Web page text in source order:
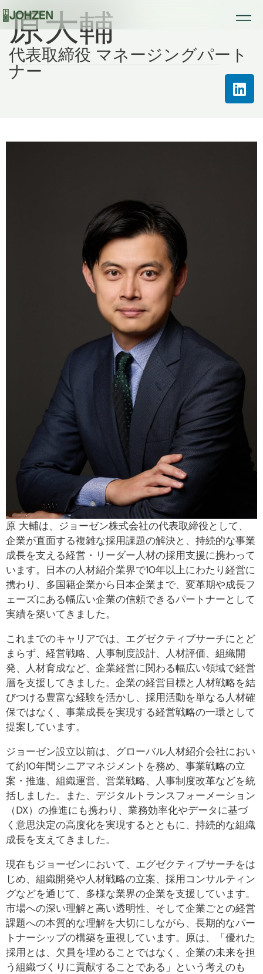
原大輔
代表取締役 マネージングパート
ナー
原 大輔は、ジョーゼン株式会社の代表取締役として、
企業が直面する複雑な採用課題の解決と、持続的な事業
成長を支える経営・リーダー人材の採用支援に携わって
います。日本の人材紹介業界で10年以上にわたり経営に
携わり、多国籍企業から日本企業まで、変革期や成長フ
ェーズにある幅広い企業の信頼できるパートナーとして
実績を築いてきました。
これまでのキャリアでは、エグゼクティブサーチにとど
まらず、経営戦略、人事制度設計、人材評価、組織開
発、人材育成など、企業経営に関わる幅広い領域で経営
層を支援してきました。企業の経営目標と人材戦略を結
びつける豊富な経験を活かし、採用活動を単なる人材確
保ではなく、事業成長を実現する経営戦略の一環として
提案しています。
ジョーゼン設立以前は、グローバル人材紹介会社におい
て約10年間シニアマネジメントを務め、事業戦略の立
案・推進、組織運営、営業戦略、人事制度改革などを統
括しました。また、デジタルトランスフォーメーション
（DX）の推進にも携わり、業務効率化やデータに基づ
く意思決定の高度化を実現するとともに、持続的な組織
成長を支えてきました。
現在もジョーゼンにおいて、エグゼクティブサーチをは
じめ、組織開発や人材戦略の立案、採用コンサルティン
グなどを通じて、多様な業界の企業を支援しています。
市場への深い理解と高い透明性、そして企業ごとの経営
課題への本質的な理解を大切にしながら、長期的なパー
トナーシップの構築を重視しています。原は、「優れた
採用とは、欠員を埋めることではなく、企業の未来を担
う組織づくりに貢献することである」という考えのも